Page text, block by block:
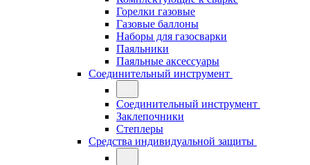
Горелки газовые
Газовые баллоны
Наборы для газосварки
Паяльники
Паяльные аксессуары
Соединительный инструмент
Соединительный инструмент
Заклепочники
Степлеры
Средства индивидуальной защиты